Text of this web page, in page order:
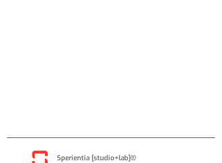
Sperientia [studio+lab]®